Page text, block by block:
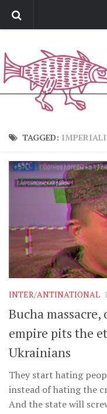
Обратная связь
Поддержать сайт
Зараз
Позиція
Belles lettres
Агітатор
Музика революції
Головне
Цитати
Inter/antinational
TAGGED:
INTER/ANTINATIONAL
Bucha
empire pits the
Ukrainians
They start hating
instead of hating the
And the state will